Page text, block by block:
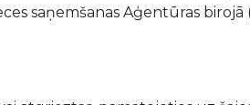
saņemšanas Aģentūras birojā